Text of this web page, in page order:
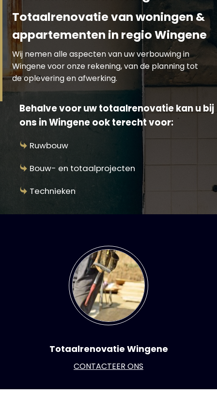
Totaalrenovatie van woningen &
appartementen in regio Wingene
Wij nemen alle aspecten van uw verbouwing in
Wingene voor onze rekening, van de planning tot
de oplevering en afwerking.
Behalve voor uw totaalrenovatie kan u bij
ons in Wingene ook terecht voor:
Ruwbouw
Bouw- en totaalprojecten
Technieken
Totaalrenovatie Wingene
CONTACTEER ONS